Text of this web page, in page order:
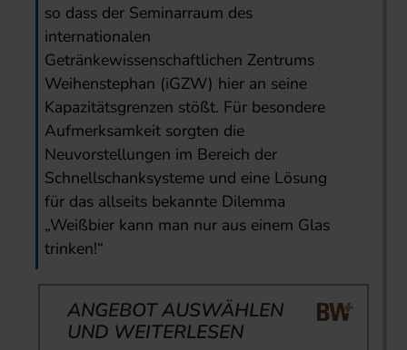
so dass der Seminarraum des
internationalen
Getränkewissenschaftlichen Zentrums
Weihenstephan (iGZW) hier an seine
Kapazitätsgrenzen stößt. Für besondere
Aufmerksamkeit sorgten die
Neuvorstellungen im Bereich der
Schnellschanksysteme und eine Lösung
für das allseits bekannte Dilemma
„Weißbier kann man nur aus einem Glas
trinken!“
ANGEBOT AUSWÄHLEN
UND WEITERLESEN